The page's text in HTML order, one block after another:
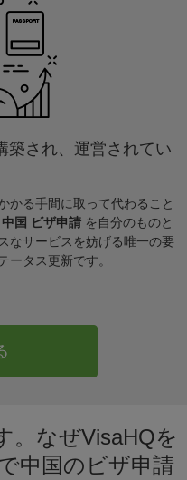
築され、運営されてい
かる手間に取って代わること
中国 ビザ申請 を自分のものと
なサービスを妨げる唯一の要
ータス更新です。
。なぜVisaHQを
中国のビザ申請